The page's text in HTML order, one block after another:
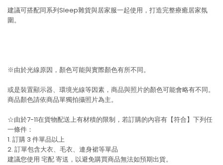
建議可搭配同系列Sleep雜貨與居家服一起使用，打造完整療癒居家氛
圍。
※由於光線原因，顏色可能與實際顏色有所不同。
或是裝置顯示器、環境光線等因素，商品與照片的顏色可能會略有不同。
商品顏色請依商品單獨拍攝照片為主。
☆由於7-11在貨物配送上有材積的限制，若訂購的內容有【符合】下列任
一條件：
1. 訂購 3 件單品以上
2. 訂單包含大衣、毛衣、連身裙等單品
建議您使用 宅配寄送，以避免購買商品無法如預期出貨。